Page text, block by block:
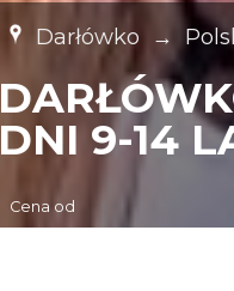
Darłówko →
DNI 9-14
Cena od